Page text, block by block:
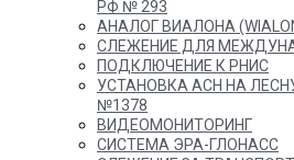
РФ № 293
АНАЛОГ ВИАЛОНА
СЛЕЖЕНИЕ ДЛЯ
ПОДКЛЮЧЕНИЕ К РНИС
УСТАНОВКА АСН НА
№1378
ВИДЕОМОНИТОРИНГ
СИСТЕМА ЭРА-ГЛОНАСС